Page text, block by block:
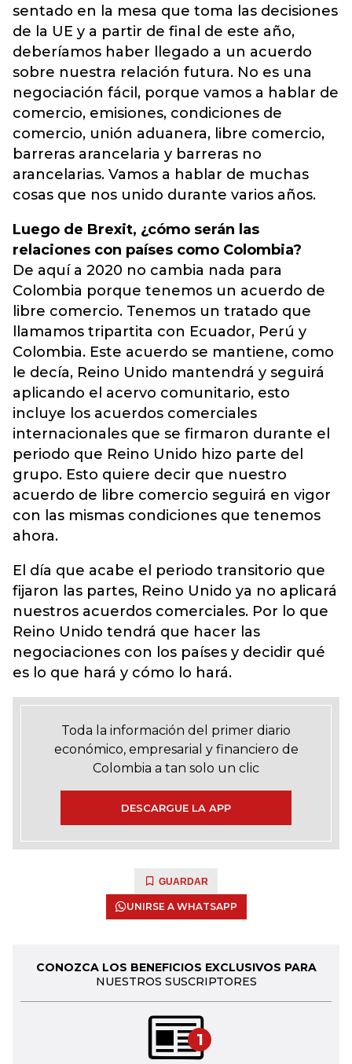
sentado en la mesa que toma las decisiones
de la UE y a partir de final de este año,
deberíamos haber llegado a un acuerdo
sobre nuestra relación futura. No es una
negociación fácil, porque vamos a hablar de
comercio, emisiones, condiciones de
comercio, unión aduanera, libre comercio,
barreras arancelaria y barreras no
arancelarias. Vamos a hablar de muchas
cosas que nos unido durante varios años.
Luego de Brexit, ¿cómo serán las
relaciones con países como Colombia?
De aquí a 2020 no cambia nada para
Colombia porque tenemos un acuerdo de
libre comercio. Tenemos un tratado que
llamamos tripartita con Ecuador, Perú y
Colombia. Este acuerdo se mantiene, como
le decía, Reino Unido mantendrá y seguirá
aplicando el acervo comunitario, esto
incluye los acuerdos comerciales
internacionales que se firmaron durante el
periodo que Reino Unido hizo parte del
grupo. Esto quiere decir que nuestro
acuerdo de libre comercio seguirá en vigor
con las mismas condiciones que tenemos
ahora.
El día que acabe el periodo transitorio que
fijaron las partes, Reino Unido ya no aplicará
nuestros acuerdos comerciales. Por lo que
Reino Unido tendrá que hacer las
negociaciones con los países y decidir qué
es lo que hará y cómo lo hará.
Toda la información del primer diario
económico, empresarial y financiero de
Colombia a tan solo un clic
DESCARGUE LA APP
GUARDAR
UNIRSE A WHATSAPP
CONOZCA LOS BENEFICIOS EXCLUSIVOS PARA
NUESTROS SUSCRIPTORES
1